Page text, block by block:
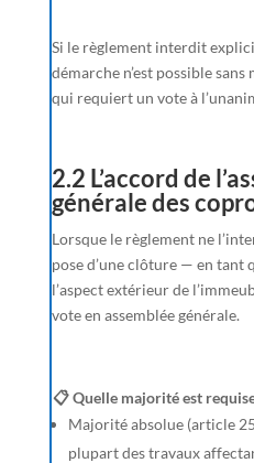
Si le règlement interdit
démarche n’est possible
qui requiert un vote à
2.2 L’accord de
générale des
Lorsque le règlement ne
pose d’une clôture — en tant
l’aspect extérieur de
vote en assemblée générale.
📋 Quelle majorité est
Majorité absolue (article
plupart des travaux